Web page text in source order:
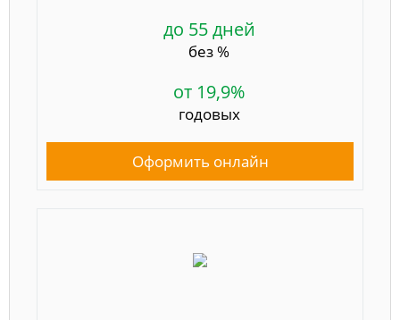
до 55 дней
без %
от 19,9%
годовых
Оформить онлайн